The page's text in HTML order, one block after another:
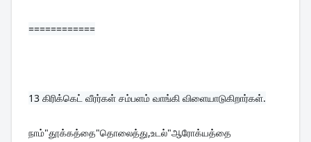
============
13 கிரிக்கெட் வீரர்கள் சம்பளம் வாங்கி விளையாடுகிறார்கள்.
நாம்"தூக்கத்தை"தொலைத்து,உடல்"ஆரோக்யத்தை